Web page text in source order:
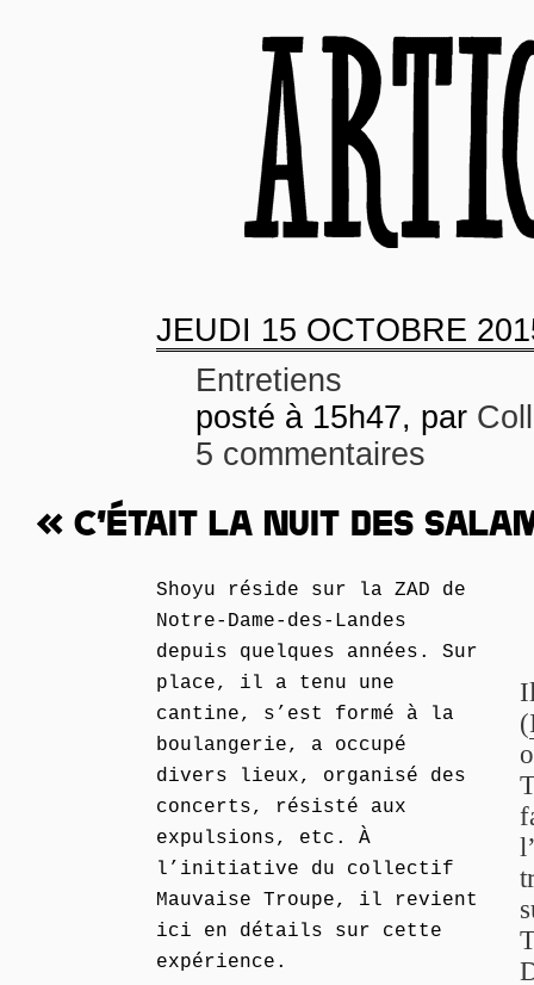
JEUDI 15 OCTOBRE
Entretiens
posté à 15h47, par
5 commentaires
« C’ÉTAIT LA NUIT DES
Shoyu réside sur la ZAD de
Notre-Dame-des-Landes
depuis quelques années. Sur
place, il a tenu une
cantine, s’est formé à la
boulangerie, a occupé
divers lieux, organisé des
concerts, résisté aux
expulsions, etc. À
l’initiative du collectif
Mauvaise Troupe, il revient
ici en détails sur cette
expérience.
(